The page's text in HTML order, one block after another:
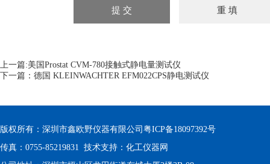
上一篇:美国Prostat CVM-780接触式静电量测试仪
下一篇： 德国 KLEINWACHTER EFM022CPS静电测试仪
版权所有：深圳市鑫欧野仪器有限公司 粤ICP备18097392号
传真：0755-85219831 技术支持： 化工仪器网